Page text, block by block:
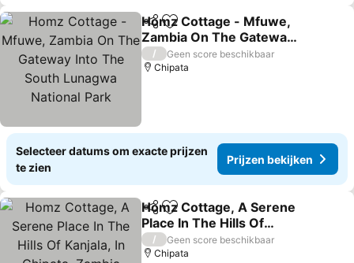
DelenToevoegen aan favorieten
Homz Cottage - Mfuwe,
Zambia On The Gateway
Into The South Lunagwa
National Park
Prijzen bekijken
/
Geen score beschikbaar
Chipata
Selecteer datums om exacte prijzen
te zien
Prijzen bekijken
DelenToevoegen aan favorieten
Homz Cottage, A Serene
Place In The Hills Of
Kanjala, In Chipata.
Zambia
Prijzen bekijken
/
Geen score beschikbaar
Chipata